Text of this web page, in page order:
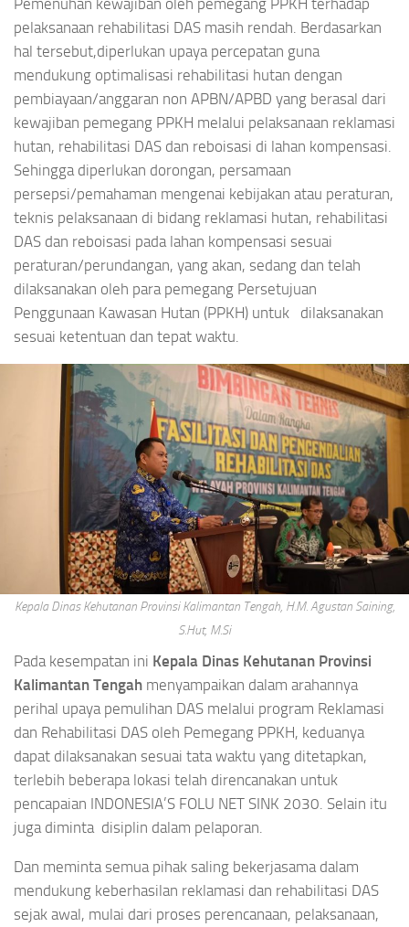
Pemenuhan kewajiban oleh pemegang PPKH terhadap
pelaksanaan rehabilitasi DAS masih rendah. Berdasarkan
hal tersebut,diperlukan upaya percepatan guna
mendukung optimalisasi rehabilitasi hutan dengan
pembiayaan/anggaran non APBN/APBD yang berasal dari
kewajiban pemegang PPKH melalui pelaksanaan reklamasi
hutan, rehabilitasi DAS dan reboisasi di lahan kompensasi.
Sehingga diperlukan dorongan, persamaan
persepsi/pemahaman mengenai kebijakan atau peraturan,
teknis pelaksanaan di bidang reklamasi hutan, rehabilitasi
DAS dan reboisasi pada lahan kompensasi sesuai
peraturan/perundangan, yang akan, sedang dan telah
dilaksanakan oleh para pemegang Persetujuan
Penggunaan Kawasan Hutan (PPKH) untuk dilaksanakan
sesuai ketentuan dan tepat waktu.
Kepala Dinas Kehutanan Provinsi Kalimantan Tengah, H.M. Agustan Saining,
S.Hut, M.Si
Pada kesempatan ini Kepala Dinas Kehutanan Provinsi
Kalimantan Tengah menyampaikan dalam arahannya
perihal upaya pemulihan DAS melalui program Reklamasi
dan Rehabilitasi DAS oleh Pemegang PPKH, keduanya
dapat dilaksanakan sesuai tata waktu yang ditetapkan,
terlebih beberapa lokasi telah direncanakan untuk
pencapaian INDONESIA’S FOLU NET SINK 2030. Selain itu
juga diminta disiplin dalam pelaporan.
Dan meminta semua pihak saling bekerjasama dalam
mendukung keberhasilan reklamasi dan rehabilitasi DAS
sejak awal, mulai dari proses perencanaan, pelaksanaan,